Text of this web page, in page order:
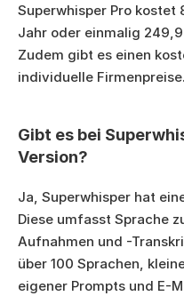
Superwhisper Pro
Jahr oder einmalig
Zudem gibt es einen
individuelle Firmenpreise.
Gibt es bei
Version?
Ja, Superwhisper hat
Diese umfasst Sprache
Aufnahmen und -
über 100 Sprachen,
eigener Prompts und E-